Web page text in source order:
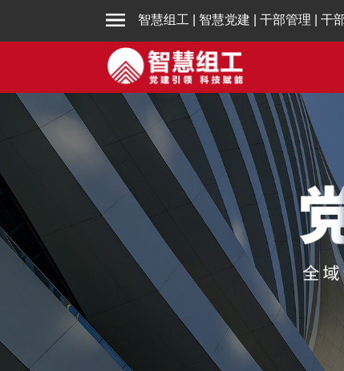
智慧组工 智慧党建 干部管理 干